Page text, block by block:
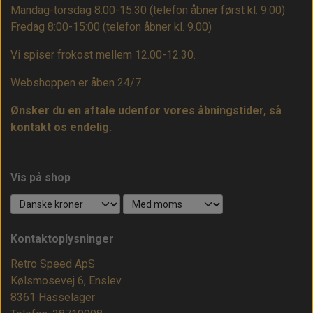
Mandag-torsdag 8:00-15:30 (telefon åbner først kl. 9.00)
Fredag 8:00-15:00 (telefon åbner kl. 9.00)
Vi spiser frokost mellem 12.00-12.30.
Webshoppen er åben 24/7.
Ønsker du en aftale udenfor vores åbningstider, så
kontakt os endelig.
Vis på shop
Kontaktoplysninger
Retro Speed ApS
Kølsmosevej 6, Enslev
8361 Hasselager